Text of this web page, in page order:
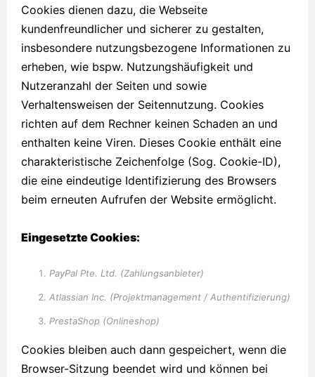
Cookies dienen dazu, die Webseite
kundenfreundlicher und sicherer zu gestalten,
insbesondere nutzungsbezogene Informationen zu
erheben, wie bspw. Nutzungshäufigkeit und
Nutzeranzahl der Seiten und sowie
Verhaltensweisen der Seitennutzung. Cookies
richten auf dem Rechner keinen Schaden an und
enthalten keine Viren. Dieses Cookie enthält eine
charakteristische Zeichenfolge (Sog. Cookie-ID),
die eine eindeutige Identifizierung des Browsers
beim erneuten Aufrufen der Website ermöglicht.
Eingesetzte Cookies:
PayPal Pte. Ltd. (Zahlungsanbieter)
Atlassian Inc. (Projektmanagement / Authentifizierung)
PrestaShop (Onlineshop)
Cookies bleiben auch dann gespeichert, wenn die
Browser-Sitzung beendet wird und können bei